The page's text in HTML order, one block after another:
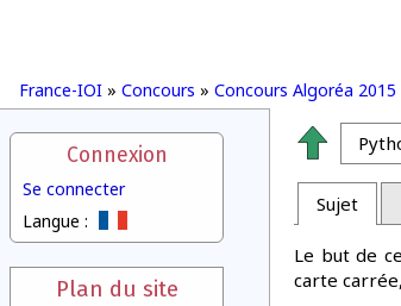
France-IOI » Concours » Concours Algoréa 2015
Connexion
Se connecter
Langue :
Plan du site
Sujet
Le but de
carte